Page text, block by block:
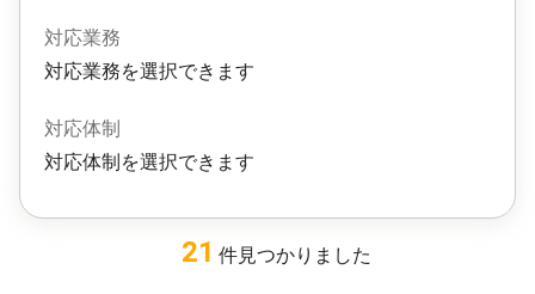
対応業務
対応業務を選択できます
対応体制
対応体制を選択できます
21 件見つかりました